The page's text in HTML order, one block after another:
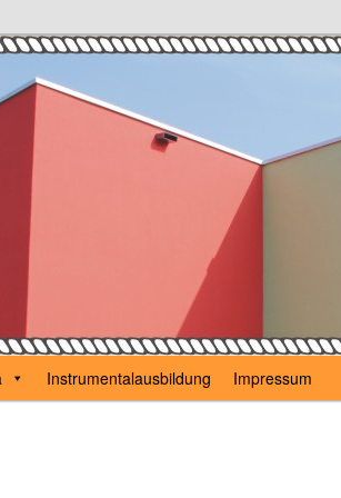
Günzel
Instrumentalausbildung Impressum